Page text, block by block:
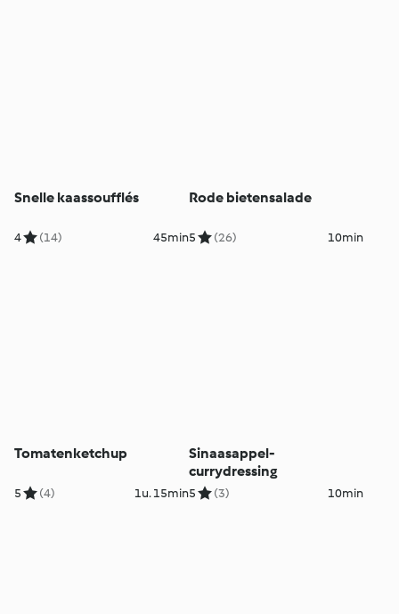
Snelle kaassoufflés
4 (14) 45min
Rode bietensalade
5 (26) 10min
Tomatenketchup
5 (4) 1u. 15min
Sinaasappel-
currydressing
5 (3) 10min